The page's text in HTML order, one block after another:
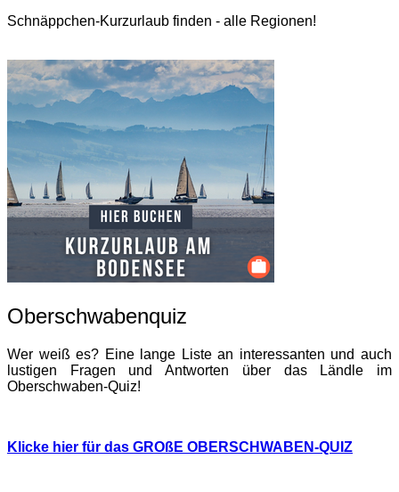
Schnäppchen-Kurzurlaub finden - alle Regionen!
Oberschwabenquiz
Wer weiß es? Eine lange Liste an interessanten und auch
lustigen Fragen und Antworten über das Ländle im
Oberschwaben-Quiz!
Klicke hier für das GROßE OBERSCHWABEN-QUIZ